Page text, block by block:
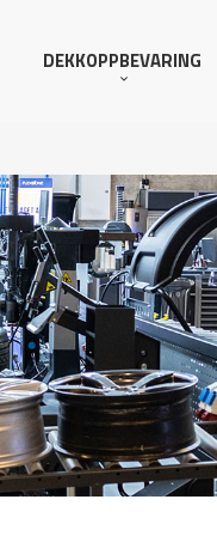
DEKKOPPBEVARING